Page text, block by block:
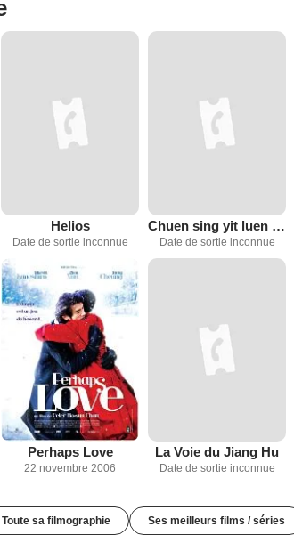
Helios
Date de sortie inconnue
Chuen sing yit luen - yit lat lat
Date de sortie inconnue
Perhaps Love
22 novembre 2006
La Voie du Jiang Hu
Date de sortie inconnue
Toute sa filmographie Ses meilleurs films / séries